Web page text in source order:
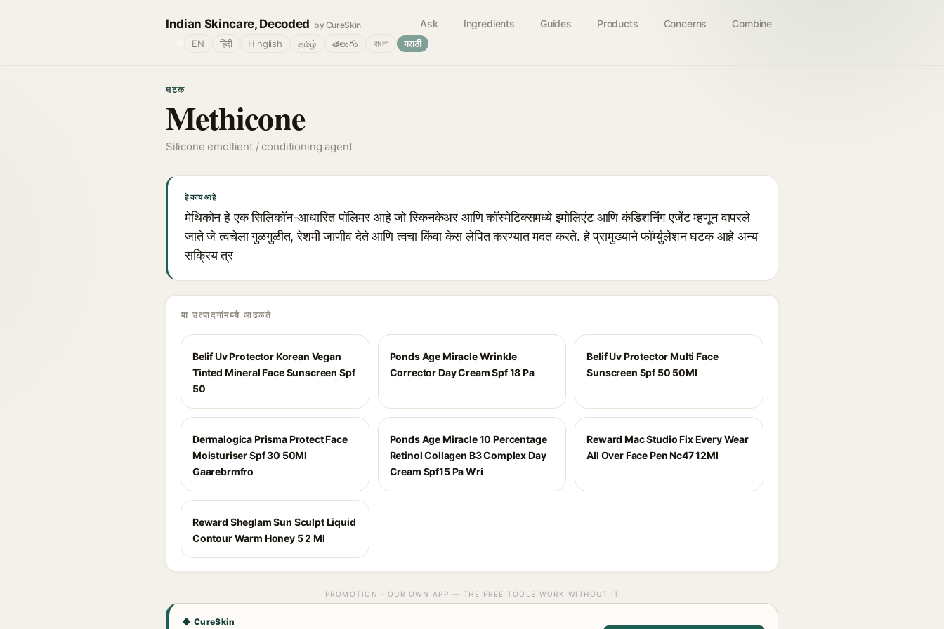
Indian Skincare, Decoded by CureSkin Ask Ingredients Guides Products Concerns Combine
EN हिंदी Hinglish தமிழ் తెలుగు বাংলা मराठी
घटक
Methicone
Silicone emollient / conditioning agent
हे काय आहे
मेथिकोन हे एक सिलिकॉन-आधारित पॉलिमर आहे जो स्किनकेअर आणि कॉस्मेटिक्समध्ये इमोलिएंट आणि कंडिशनिंग एजेंट म्हणून वापरले
जाते जे त्वचेला गुळगुळीत, रेशमी जाणीव देते आणि त्वचा किंवा केस लेपित करण्यात मदत करते. हे प्रामुख्याने फॉर्म्युलेशन घटक आहे अन्य
सक्रिय त्र
या उत्पादनांमध्ये आढळते
Belif Uv Protector Korean Vegan
Tinted Mineral Face Sunscreen Spf
50
Ponds Age Miracle Wrinkle
Corrector Day Cream Spf 18 Pa
Belif Uv Protector Multi Face
Sunscreen Spf 50 50Ml
Dermalogica Prisma Protect Face
Moisturiser Spf 30 50Ml
Gaarebrmfro
Ponds Age Miracle 10 Percentage
Retinol Collagen B3 Complex Day
Cream Spf15 Pa Wri
Reward Mac Studio Fix Every Wear
All Over Face Pen Nc47 12Ml
Reward Sheglam Sun Sculpt Liquid
Contour Warm Honey 5 2 Ml
PROMOTION · OUR OWN APP — THE FREE TOOLS WORK WITHOUT IT
◆ CureSkin